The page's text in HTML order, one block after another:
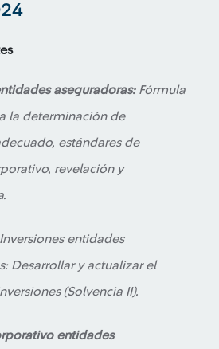
aseguradoras:Fórmula
la determinación de
estándares de
revelación y
entidades
Desarrollar y actualizar el
(Solvencia II).
entidades